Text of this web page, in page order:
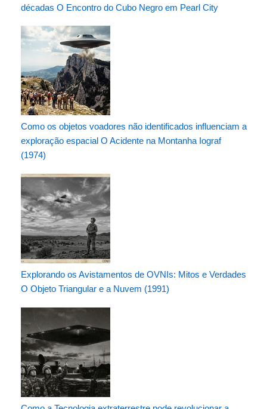
décadas O Encontro do Cubo Negro em Pearl City
Como os objetos voadores não identificados influenciam a
exploração espacial O Acidente na Montanha Iograf
(1974)
Explorando os Avistamentos de OVNIs: Mitos e Verdades
O Objeto Triangular e a Nuvem (1991)